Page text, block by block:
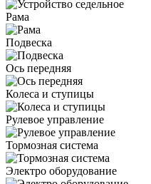
Рама
Подвеска
Ось передняя
Колеса и ступицы
Рулевое управление
Тормозная система
Электро оборудование